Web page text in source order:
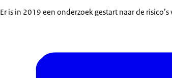
Er is in 2019 een onderzoek gestart naar de